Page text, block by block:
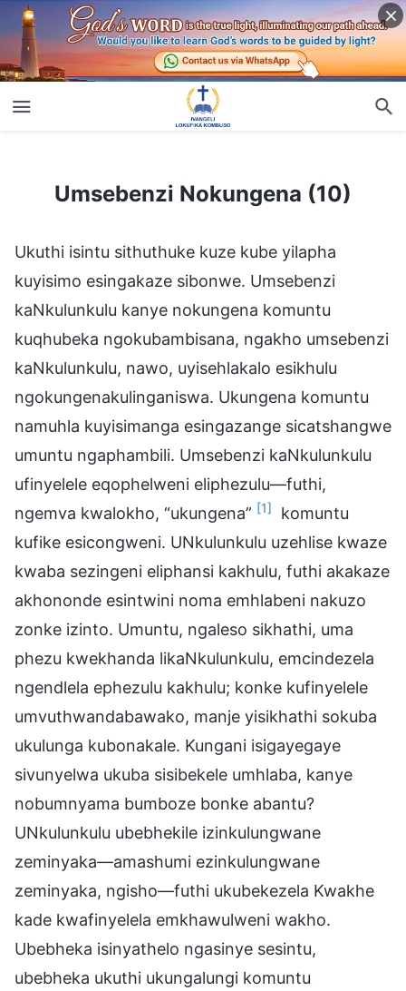
Umsebenzi Nokungena (10)
Ukuthi isintu sithuthuke kuze kube yilapha
kuyisimo esingakaze sibonwe. Umsebenzi
kaNkulunkulu kanye nokungena komuntu
kuqhubeka ngokubambisana, ngakho umsebenzi
kaNkulunkulu, nawo, uyisehlakalo esikhulu
ngokungenakulinganiswa. Ukungena komuntu
namuhla kuyisimanga esingazange sicatshangwe
umuntu ngaphambili. Umsebenzi kaNkulunkulu
ufinyelele eqophelweni eliphezulu—futhi,
ngemva kwalokho, “ukungena” [1]
komuntu
kufike esicongweni. UNkulunkulu uzehlise kwaze
kwaba sezingeni eliphansi kakhulu, futhi akakaze
akhononde esintwini noma emhlabeni nakuzo
zonke izinto. Umuntu, ngaleso sikhathi, uma
phezu kwekhanda likaNkulunkulu, emcindezela
ngendlela ephezulu kakhulu; konke kufinyelele
umvuthwandabawako, manje yisikhathi sokuba
ukulunga kubonakale. Kungani isigayegaye
sivunyelwa ukuba sisibekele umhlaba, kanye
nobumnyama bumboze bonke abantu?
UNkulunkulu ubebhekile izinkulungwane
zeminyaka—amashumi ezinkulungwane
zeminyaka, ngisho—futhi ukubekezela Kwakhe
kade kwafinyelela emkhawulweni wakho.
Ubebheka isinyathelo ngasinye sesintu,
ubebheka ukuthi ukungalungi komuntu